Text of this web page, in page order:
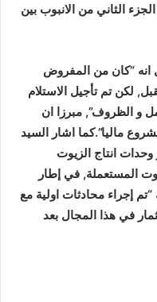
الثاني من الانبوب بين
“كان من المفروض
منه يوم 5 يوليو المقبل, لكن تم تأجيل الاستلام
و الظروف”, مبرزا ان
ماليا”.كما اشار السيد
انتاج الزيوت
المستعملة, في إطار
إجراء محادثات اولية مع
في هذا المجال بعد